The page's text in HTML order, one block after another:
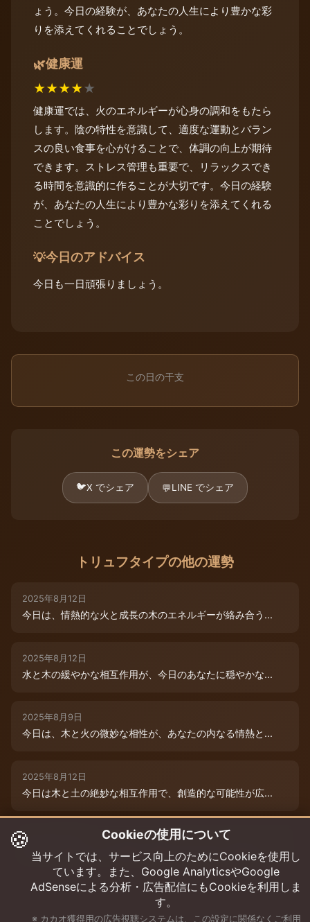
ょう。今日の経験が、あなたの人生により豊かな彩
りを添えてくれることでしょう。
🌿健康運
★★★★★
健康運では、火のエネルギーが心身の調和をもたら
します。陰の特性を意識して、適度な運動とバラン
スの良い食事を心がけることで、体調の向上が期待
できます。ストレス管理も重要で、リラックスでき
る時間を意識的に作ることが大切です。今日の経験
が、あなたの人生により豊かな彩りを添えてくれる
ことでしょう。
💡今日のアドバイス
今日も一日頑張りましょう。
この日の干支
この運勢をシェア
🐦X でシェア 💬LINE でシェア
トリュフタイプの他の運勢
2025年8月12日
今日は、情熱的な火と成長の木のエネルギーが絡み合う...
2025年8月12日
水と木の緩やかな相互作用が、今日のあなたに穏やかな...
2025年8月9日
今日は、木と火の微妙な相性が、あなたの内なる情熱と...
2025年8月12日
今日は木と土の絶妙な相互作用で、創造的な可能性が広...
2025年8月12日
今日は、燃えるような情熱と成長のエネルギーに満ちた...
🍪 Cookieの使用について
当サイトでは、サービス向上のためにCookieを使用し
ています。また、Google AnalyticsやGoogle
AdSenseによる分析・広告配信にもCookieを利用しま
す。
※ カカオ獲得用の広告視聴システムは、この設定に関係なくご利用